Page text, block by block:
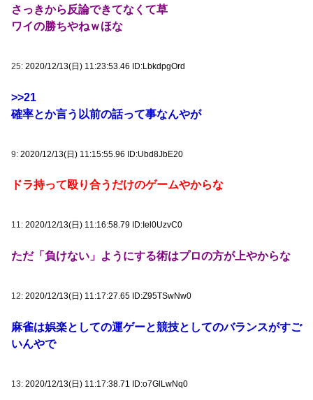
さっきから反論できてなくて草
ワイの勝ちやねｗほな
25: 2020/12/13(日) 11:23:53.46 ID:LbkdpgOrd
>>21
確率とか言う以前の話って事なんやが
9: 2020/12/13(日) 11:15:55.96 ID:Ubd8JbE20
ドラ持って殴り合うだけのゲームやからな
11: 2020/12/13(日) 11:16:58.79 ID:Iel0UzvC0
ただ「負けない」ようにする術はプロの方が上やからな
12: 2020/12/13(日) 11:17:27.65 ID:Z95TSwNw0
麻雀は娯楽としての運ゲーと競技としてのバランスがすご
いんやで
13: 2020/12/13(日) 11:17:38.71 ID:o7GlLwNq0